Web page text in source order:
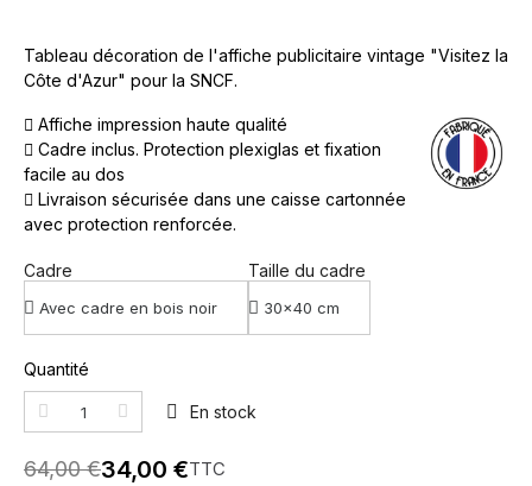
Tableau décoration de l'affiche publicitaire vintage "Visitez la
Côte d'Azur" pour la SNCF.
Affiche impression haute qualité
Cadre inclus. Protection plexiglas et fixation
facile au dos
Livraison sécurisée dans une caisse cartonnée
avec protection renforcée.
Cadre Taille du cadre
Quantité
En stock
64,00 €34,00 €TTC